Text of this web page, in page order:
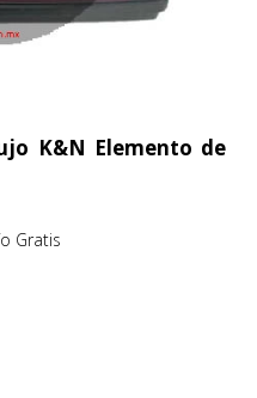
K&N Elemento de